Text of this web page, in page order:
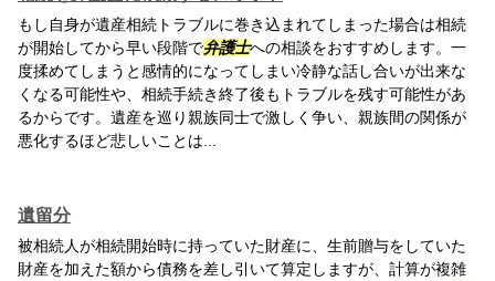
もし自身が遺産相続トラブルに巻き込まれてしまった場合は相続
が開始してから早い段階で弁護士への相談をおすすめします。一
度揉めてしまうと感情的になってしまい冷静な話し合いが出来な
くなる可能性や、相続手続き終了後もトラブルを残す可能性があ
るからです。遺産を巡り親族同士で激しく争い、親族間の関係が
悪化するほど悲しいことは...
遺留分
被相続人が相続開始時に持っていた財産に、生前贈与をしていた
財産を加えた額から債務を差し引いて算定しますが、計算が複雑